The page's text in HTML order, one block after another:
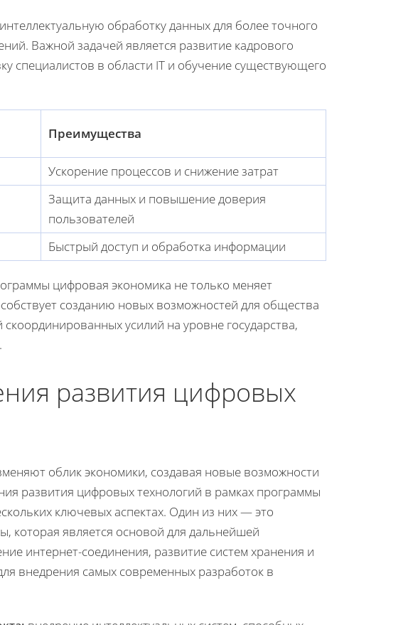
обработку данных для более точного
Важной задачей является развитие кадрового
специалистов в области IT и обучение существующего
Преимущества
Ускорение процессов и снижение затрат
Защита данных и повышение доверия
пользователей
Быстрый доступ и обработка информации
цифровая экономика не только меняет
созданию новых возможностей для общества
усилий на уровне государства,
развития цифровых
облик экономики, создавая новые возможности
развития цифровых технологий в рамках программы
ключевых аспектах. Один из них — это
которая является основой для дальнейшей
интернет-соединения, развитие систем хранения и
внедрения самых современных разработок в